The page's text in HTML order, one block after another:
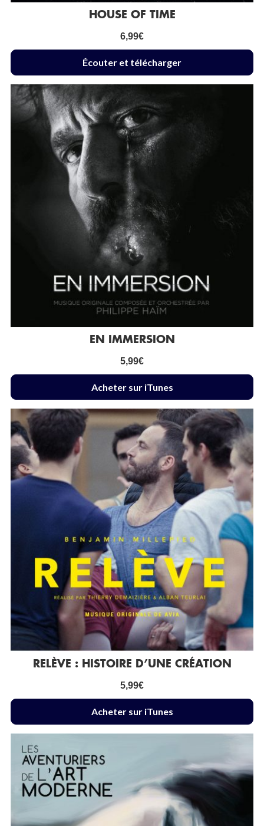
HOUSE OF TIME
6,99€
Écouter et télécharger
EN IMMERSION
5,99€
Acheter sur iTunes
RELÈVE : HISTOIRE D’UNE CRÉATION
5,99€
Acheter sur iTunes